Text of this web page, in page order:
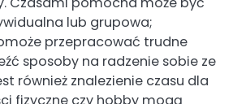
lub grupowa;
przepracować trudne
sposoby na radzenie sobie ze
również znalezienie czasu dla
fizyczne czy hobby mogą